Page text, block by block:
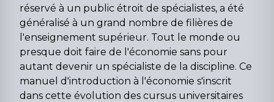
réservé à un public étroit de spécialistes, a été
généralisé à un grand nombre de filières de
l'enseignement supérieur. Tout le monde ou
presque doit faire de l'économie sans pour
autant devenir un spécialiste de la discipline. Ce
manuel d'introduction à l'économie s'inscrit
dans cette évolution des cursus universitaires